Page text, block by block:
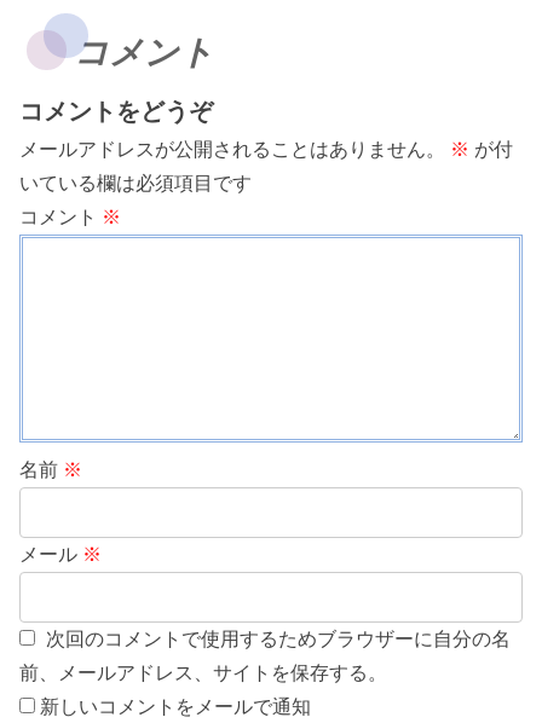
コメント
コメントをどうぞ
メールアドレスが公開されることはありません。 ※ が付
いている欄は必須項目です
コメント ※
名前 ※
メール ※
次回のコメントで使用するためブラウザーに自分の名
前、メールアドレス、サイトを保存する。
新しいコメントをメールで通知